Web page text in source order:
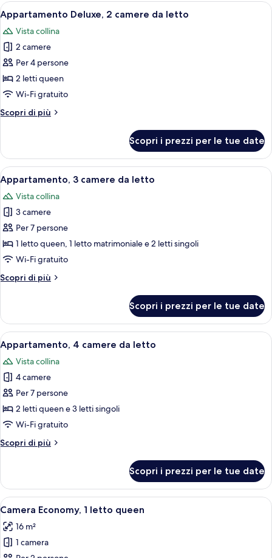
camere
da
letto
Apri
tutte
le
foto
per
Appartamento
Deluxe,
camere
Una camera da letto con due letti,
28
Appartamento Deluxe, 2 camere da letto
Vista collina
2 camere
Per 4 persone
2 letti queen
Wi-Fi gratuito
Scopri di più
Altri
Deluxe,
camere
da
letto
Scopri i prezzi per le tue date
Apri
tutte
le
foto
per
Appartamento,
3
da
Un accogliente soggiorno con
20
Appartamento, 3 camere da letto
Vista collina
3 camere
Per 7 persone
1 letto queen, 1 letto matrimoniale e 2 letti singoli
Wi-Fi gratuito
Scopri di più
Altri
3
camere
da
letto
Scopri i prezzi per le tue date
Apri
tutte
le
foto
per
Appartamento,
4
da
Un ambiente accogliente con una
11
Appartamento, 4 camere da letto
Vista collina
4 camere
Per 7 persone
2 letti queen e 3 letti singoli
Wi-Fi gratuito
Scopri di più
Altri
4
camere
da
Scopri i prezzi per le tue date
Apri
tutte
le
foto
Una camera da letto con un letto,
6
Camera Economy, 1 letto queen
16 m²
1 camera